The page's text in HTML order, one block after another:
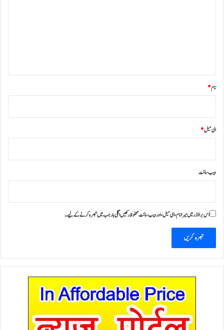
نام*
ای میل*
ویب‌ سائٹ
اس براؤزر میں میرا نام، ای میل، اور ویب سائٹ محفوظ رکھیں اگلی بار جب میں تبصرہ کرنے کےلیے۔